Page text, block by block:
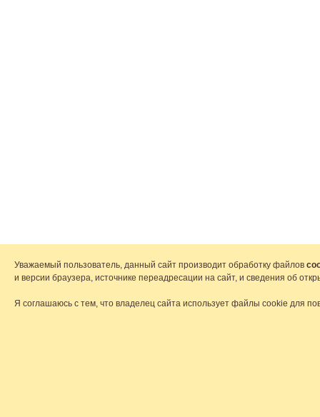
Уважаемый пользователь, данный сайт производит обработку файлов
и версии браузера, источнике переадресации на сайт, и сведения об
Я соглашаюсь с тем, что владелец сайта использует файлы cookie для